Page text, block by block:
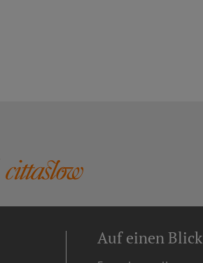
Auf einen Blick